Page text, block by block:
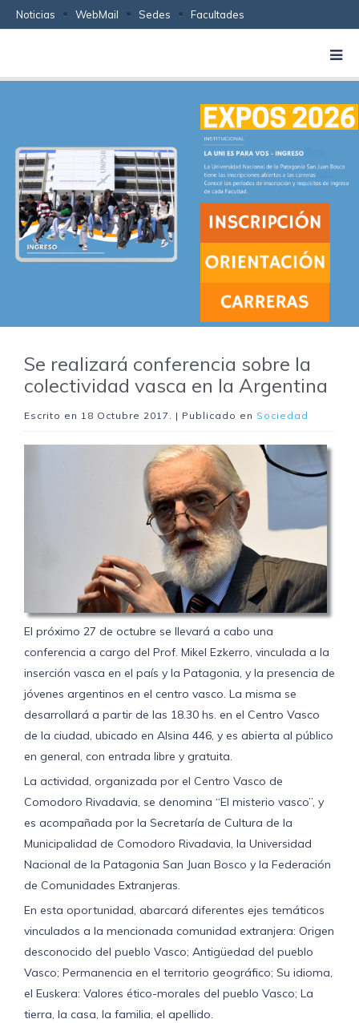
Noticias WebMail Sedes Facultades
Se realizará conferencia sobre la
colectividad vasca en la Argentina
Escrito en 18 Octubre 2017 . | Publicado en Sociedad
El próximo 27 de octubre se llevará a cabo una
conferencia a cargo del Prof. Mikel Ezkerro, vinculada a la
inserción vasca en el país y la Patagonia, y la presencia de
jóvenes argentinos en el centro vasco. La misma se
desarrollará a partir de las 18.30 hs. en el Centro Vasco
de la ciudad, ubicado en Alsina 446, y es abierta al público
en general, con entrada libre y gratuita.
La actividad, organizada por el Centro Vasco de
Comodoro Rivadavia, se denomina “El misterio vasco”, y
es acompañada por la Secretaría de Cultura de la
Municipalidad de Comodoro Rivadavia, la Universidad
Nacional de la Patagonia San Juan Bosco y la Federación
de Comunidades Extranjeras.
En esta oportunidad, abarcará diferentes ejes temáticos
vinculados a la mencionada comunidad extranjera: Origen
desconocido del pueblo Vasco; Antigüedad del pueblo
Vasco; Permanencia en el territorio geográfico; Su idioma,
el Euskera: Valores ético-morales del pueblo Vasco; La
tierra, la casa, la familia, el apellido.
realizará
conferencia
sobre
la
colectividad
vasca
a
cabo
una
a
cargo
del
Prof.
Mikel
vinculada
a
inserción
vasca
en
el
país
y
Patagonia,
y
la
presencia
de
jóvenes
argentinos
en